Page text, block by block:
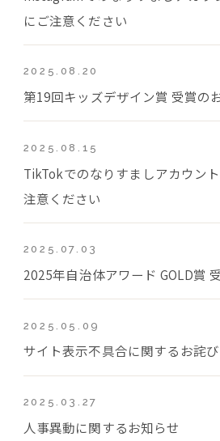
にご注意ください
2025.08.20
第19回キッズデザイン賞 受賞の
2025.08.15
TikTokでのなりすましアカウン
注意ください
2025.07.03
2025年自治体アワード GOLD賞
2025.05.09
サイト表示不具合に関するお詫
2025.03.27
人事異動に関するお知らせ